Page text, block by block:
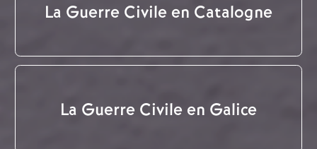
La Guerre Civile en Catalogne
La Guerre Civile en Galice